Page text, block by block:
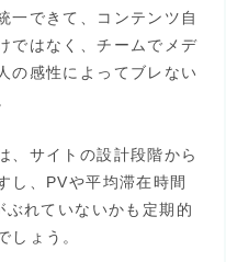
一できて、コンテンツ自
ではなく、チームでメデ
の感性によってブレない
、サイトの設計段階から
し、PVや平均滞在時間
れていないかも定期的
しょう。